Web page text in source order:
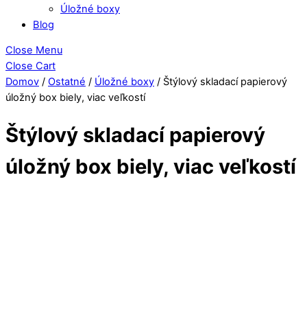
Úložné boxy
Blog
Close Menu
Close Cart
Domov / Ostatné / Úložné boxy / Štýlový skladací papierový
úložný box biely, viac veľkostí
Štýlový skladací papierový
úložný box biely, viac veľkostí